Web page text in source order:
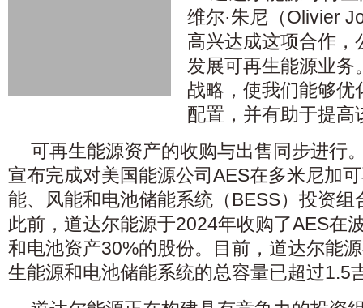
维尔·朱尼（Olivier
高兴达成这项合作，
发展可再生能源业务
战略，使我们能够优
配置，并有助于提高
可再生能源资产的收购与出售同步进行
宣布完成对美国能源公司AES在多米尼加
能、风能和电池储能系统（BESS）投资
此前，道达尔能源于2024年收购了AES在
和电池资产30%的股份。目前，道达尔能
生能源和电池储能系统的总容量已超过1.5